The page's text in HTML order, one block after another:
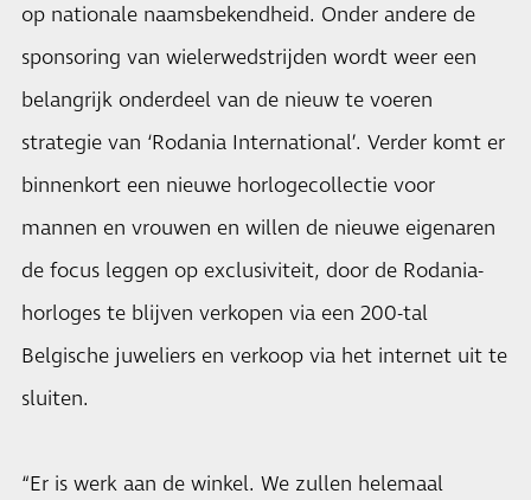
op nationale naamsbekendheid. Onder andere de
sponsoring van wielerwedstrijden wordt weer een
belangrijk onderdeel van de nieuw te voeren
strategie van ‘Rodania International’. Verder komt er
binnenkort een nieuwe horlogecollectie voor
mannen en vrouwen en willen de nieuwe eigenaren
de focus leggen op exclusiviteit, door de Rodania-
horloges te blijven verkopen via een 200-tal
Belgische juweliers en verkoop via het internet uit te
sluiten.
“Er is werk aan de winkel. We zullen helemaal